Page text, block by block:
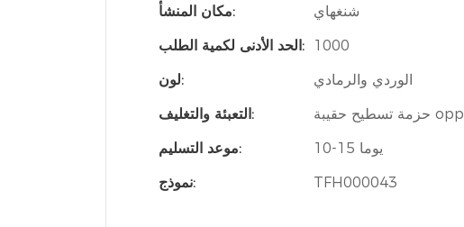
مكان المنشأ:
شنغهاي
الحد الأدنى لكمية الطلب:
1000
لون:
الوردي والرمادي
التعبئة والتغليف:
موعد التسليم:
10-15 يوما
نموذج:
TFH000043